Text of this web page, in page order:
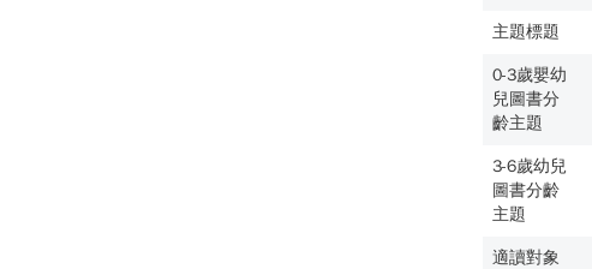
主題標題
0-3歲嬰幼
兒圖書分
齡主題
3-6歲幼兒
圖書分齡
主題
適讀對象